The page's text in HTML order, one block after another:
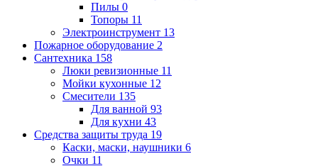
Пилы 0
Топоры 11
Электроинструмент 13
Пожарное оборудование 2
Сантехника 158
Люки ревизионные 11
Мойки кухонные 12
Смесители 135
Для ванной 93
Для кухни 43
Средства защиты труда 19
Каски, маски, наушники 6
Очки 11